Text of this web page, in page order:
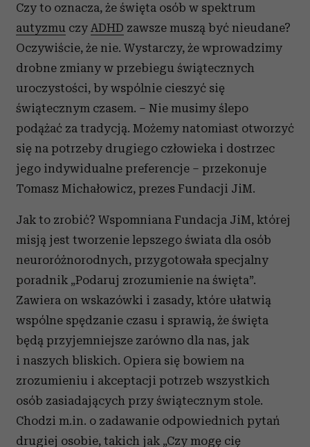
Czy to oznacza, że święta osób w spektrum
autyzmu czy ADHD zawsze muszą być nieudane?
Oczywiście, że nie. Wystarczy, że wprowadzimy
drobne zmiany w przebiegu świątecznych
uroczystości, by wspólnie cieszyć się
świątecznym czasem. – Nie musimy ślepo
podążać za tradycją. Możemy natomiast otworzyć
się na potrzeby drugiego człowieka i dostrzec
jego indywidualne preferencje – przekonuje
Tomasz Michałowicz, prezes Fundacji JiM.
Jak to zrobić? Wspomniana Fundacja JiM, której
misją jest tworzenie lepszego świata dla osób
neuroróżnorodnych, przygotowała specjalny
poradnik „Podaruj zrozumienie na święta”.
Zawiera on wskazówki i zasady, które ułatwią
wspólne spędzanie czasu i sprawią, że święta
będą przyjemniejsze zarówno dla nas, jak
i naszych bliskich. Opiera się bowiem na
zrozumieniu i akceptacji potrzeb wszystkich
osób zasiadających przy świątecznym stole.
Chodzi m.in. o zadawanie odpowiednich pytań
drugiej osobie, takich jak „Czy mogę cię